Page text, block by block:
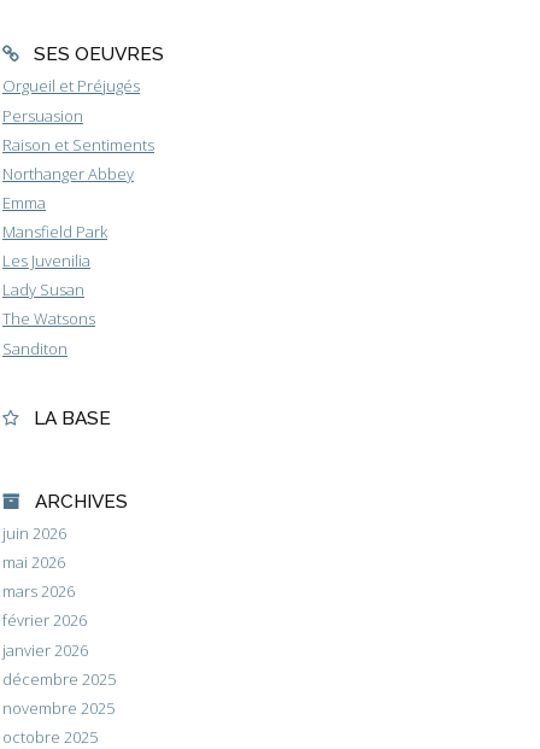
SES OEUVRES
Orgueil et Préjugés
Persuasion
Raison et Sentiments
Northanger Abbey
Emma
Mansfield Park
Les Juvenilia
Lady Susan
The Watsons
Sanditon
LA BASE
ARCHIVES
juin 2026
mai 2026
mars 2026
février 2026
janvier 2026
décembre 2025
novembre 2025
octobre 2025